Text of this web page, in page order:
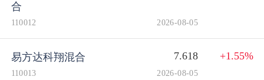
合
110012 2026-08-05
易方达科翔混合 7.618 +1.55%
110013 2026-08-05